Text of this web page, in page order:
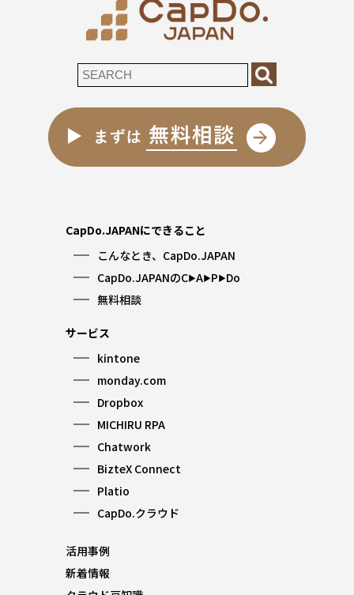
CapDo.JAPANにできること
こんなとき、CapDo.JAPAN
CapDo.JAPANのC▶︎A▶︎P▶︎Do
無料相談
サービス
kintone
monday.com
Dropbox
MICHIRU RPA
Chatwork
BizteX Connect
Platio
CapDo.クラウド
活用事例
新着情報